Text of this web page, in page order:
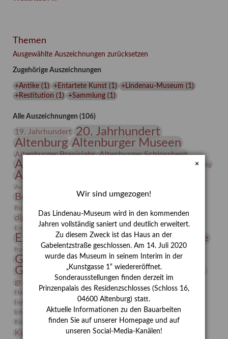
im
des
Lindenau-
Museums
Themen
Ausgewählte Auszeichnungen zurücksetzen
Zugehörige Auszeichnungen
+Antike(1 ) +Entartete Kunst(1 ) +Lindenau-Museum (1 )
+Restitution (1 ) +Sammlung(1 )
Alle Auszeichnungen (106)
19. Jahrhundert 20. Jahrhundert
Altenburg Altenburger Museen
Altenburger Praxisjahr Altenburger Schlossberg
Antike Asta Gröting
Ausstellung
Ausstellung „Vier Winde“
Bernhard August von Lindenau
Burg Posterstein
digitallabor Entartete Kunst
Enteignung
Erdmann Julius Dietrich
Erlebnisportal estrusker Exlibris
Expressionismus Festrede Florenz Fotografie
frauen Frauen in der Antike und heute
Gerhard-Altenbourg-Preis
Gerhard Altenbourg
Gerhard Kurt Müller
grafische sammlung griechische Mythologie
Hanns-Conon von der Gabelentz Heinrich Kirchhoff Heldinnen
herman de vries Humboldt
Insekten
Integriertes Schädlingsmanagement
Italien Jahresempfang
Jubiläum
Kolosseum
Kooperationsausstellung Korkmodelle Kunst
Kunstmuseum Kunstvermittlung Kunst von Kühl
×
Wir sind umgezogen!
Das Lindenau-Museum wird in den kommenden
Jahren vollständig saniert und deutlich erweitert.
Zu diesem Zweck ist das Haus an der
Gabelentzstraße geschlossen. Am 14. Juli 2020
wurde das Museum in seinem Interim in der
„Kunstgasse 1“ wiedereröffnet.
Sonderausstellungen finden derzeit im
Prinzenpalais des Residenzschlosses (Schloss 16,
04600 Altenburg) statt.
Aktuelle Informationen zu den Bauarbeiten
finden Sie auf unserer Homepage und auf
unseren Social-Media-Kanälen!